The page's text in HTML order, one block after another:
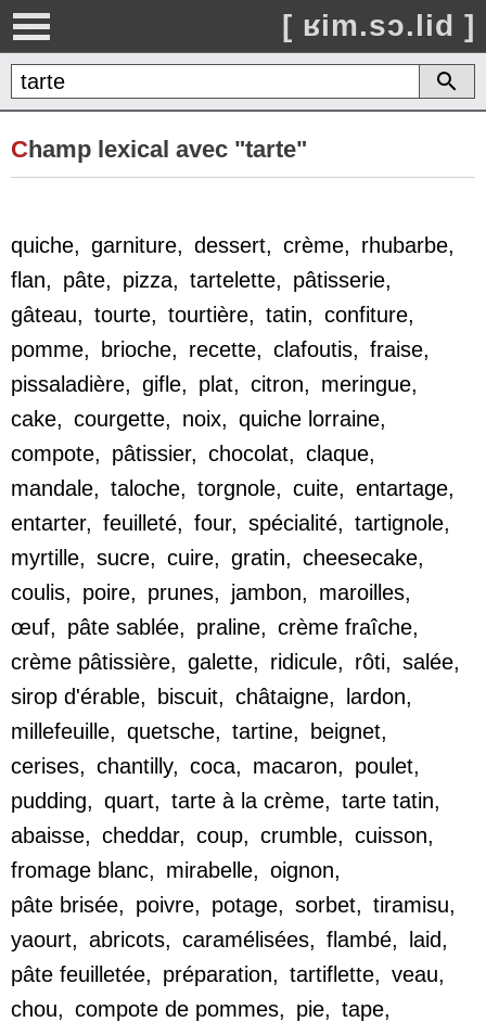
[ ʁim.sɔ.lid ]
Champ lexical avec "tarte"
quiche, garniture, dessert, crème, rhubarbe,
flan, pâte, pizza, tartelette, pâtisserie,
gâteau, tourte, tourtière, tatin, confiture,
pomme, brioche, recette, clafoutis, fraise,
pissaladière, gifle, plat, citron, meringue,
cake, courgette, noix, quiche lorraine,
compote, pâtissier, chocolat, claque,
mandale, taloche, torgnole, cuite, entartage,
entarter, feuilleté, four, spécialité, tartignole,
myrtille, sucre, cuire, gratin, cheesecake,
coulis, poire, prunes, jambon, maroilles,
œuf, pâte sablée, praline, crème fraîche,
crème pâtissière, galette, ridicule, rôti, salée,
sirop d'érable, biscuit, châtaigne, lardon,
millefeuille, quetsche, tartine, beignet,
cerises, chantilly, coca, macaron, poulet,
pudding, quart, tarte à la crème, tarte tatin,
abaisse, cheddar, coup, crumble, cuisson,
fromage blanc, mirabelle, oignon,
pâte brisée, poivre, potage, sorbet, tiramisu,
yaourt, abricots, caramélisées, flambé, laid,
pâte feuilletée, préparation, tartiflette, veau,
chou, compote de pommes, pie, tape,